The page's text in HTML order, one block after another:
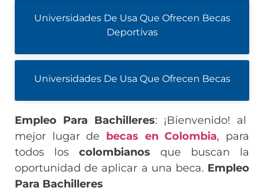
Universidades De Usa Que Ofrecen Becas
Deportivas
Universidades De Usa Que Ofrecen Becas
Empleo Para Bachilleres: ¡Bienvenido! al
mejor lugar de becas en Colombia, para
todos los colombianos que buscan la
oportunidad de aplicar a una beca. Empleo
Para Bachilleres